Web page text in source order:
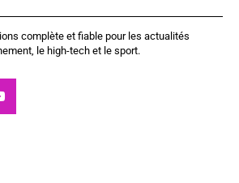
complète et fiable pour les actualités
le high-tech et le sport.